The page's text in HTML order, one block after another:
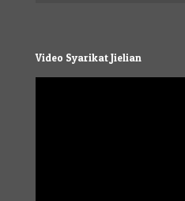
Video Syarikat Jielian